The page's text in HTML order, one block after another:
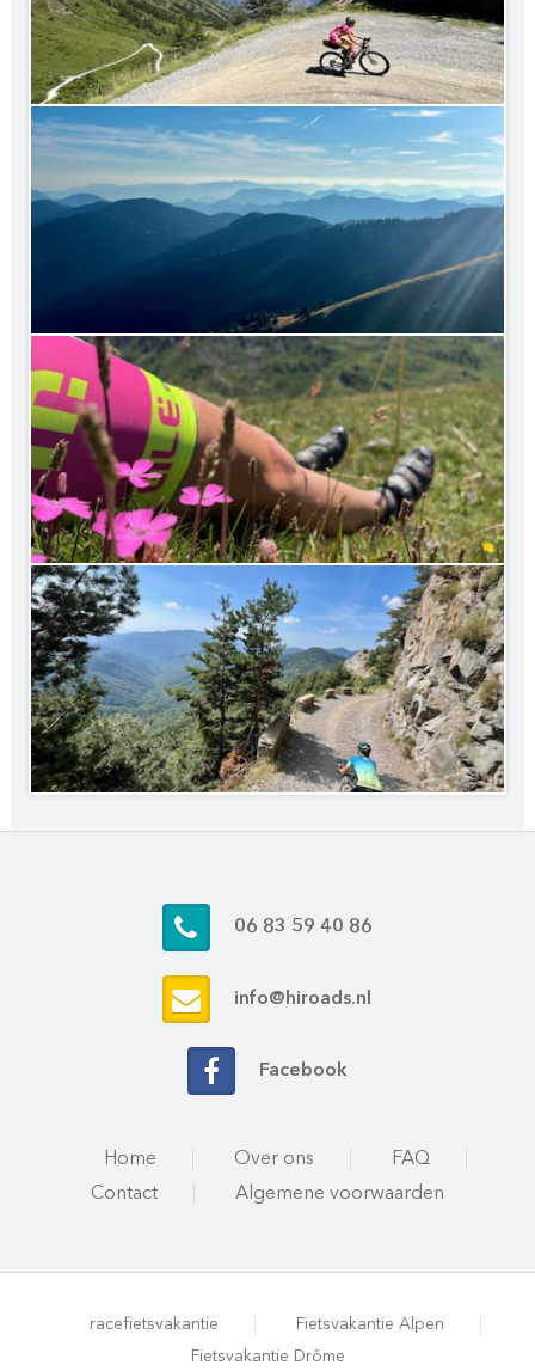
06 83 59 40 86
info@hiroads.nl
Facebook
Home Over ons
FAQ
Contact
Algemene voorwaarden
racefietsvakantie
Fietsvakantie Alpen
Fietsvakantie Drôme